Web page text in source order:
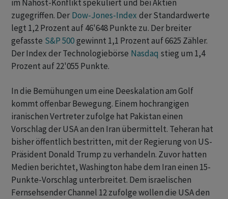
im Nahost-Konflikt spekuliert und bei Aktien
zugegriffen. Der Dow-Jones-Index der Standardwerte
legt 1,2 Prozent auf 46'648 Punkte zu. Der breiter
‌gefasste ⁠ S&P 500gewinnt 1,1 Prozent auf 6625 Zähler.
Der Index der Technologiebörse Nasdaq stieg um 1,4
Prozent ⁠auf 22'055 Punkte.
In die Bemühungen um eine Deeskalation am Golf
kommt offenbar Bewegung. Einem hochrangigen
iranischen Vertreter zufolge hat Pakistan ‌einen
Vorschlag der USA an den Iran übermittelt. Teheran hat
bisher ‌öffentlich bestritten, mit der Regierung von US-
Präsident Donald ​Trump zu verhandeln. Zuvor hatten
Medien berichtet, Washington habe dem Iran einen 15-
Punkte-Vorschlag unterbreitet. Dem israelischen
Fernsehsender Channel 12 zufolge wollen die USA den